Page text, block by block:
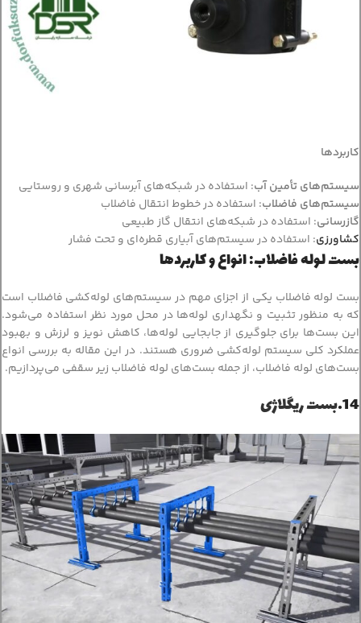
کاربردها
سیستم‌های تأمین آب: استفاده در شبکه‌های آبرسانی شهری و روستایی
سیستم‌های فاضلاب: استفاده در خطوط انتقال فاضلاب
گازرسانی: استفاده در شبکه‌های انتقال گاز طبیعی
کشاورزی: استفاده در سیستم‌های آبیاری قطره‌ای و تحت فشار
بست لوله فاضلاب: انواع و کاربردها
بست لوله فاضلاب یکی از اجزای مهم در سیستم‌های لوله‌کشی فاضلاب است
که به منظور تثبیت و نگهداری لوله‌ها در محل مورد نظر استفاده می‌شود.
این بست‌ها برای جلوگیری از جابجایی لوله‌ها، کاهش نویز و لرزش و بهبود
عملکرد کلی سیستم لوله‌کشی ضروری هستند. در این مقاله به بررسی انواع
بست‌های لوله فاضلاب، از جمله بست‌های لوله فاضلاب زیر سقفی می‌پردازیم.
14.بست ریگلاژی